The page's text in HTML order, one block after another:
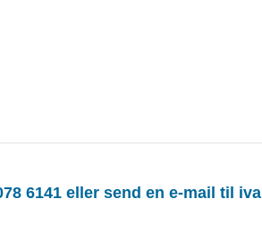
6141 eller send en e-mail til